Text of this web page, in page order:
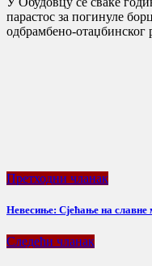
парастос за погинуле
одбрамбено-отаџбинског
Претходни чланак
Невесиње: Сјећање на славне
Следећи чланак